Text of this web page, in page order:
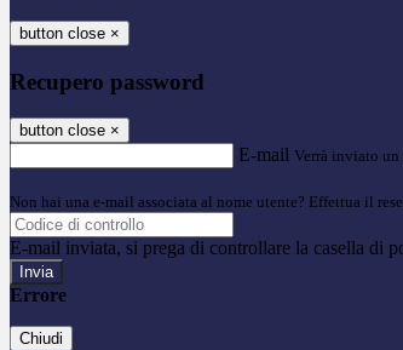
button close ×
Recupero password
button close ×
E-mail Verrà inviato
Non hai una e-mail associata al nome utente? Effettua il
E-mail inviata, si prega di controllare la casella di
Errore
Chiudi